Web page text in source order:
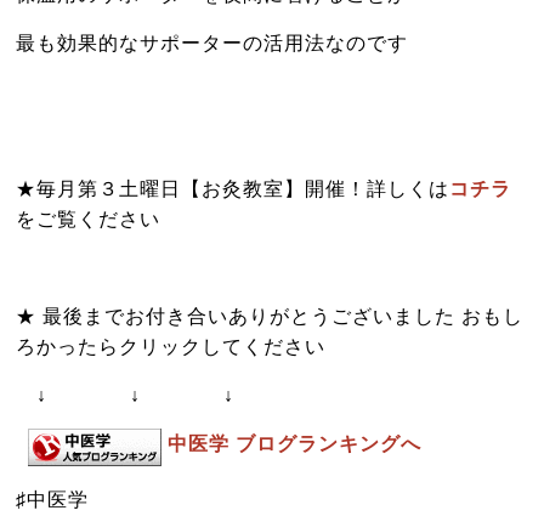
最も効果的なサポーターの活用法なのです
★毎月第３土曜日 【お灸教室】 開催！詳しくは コチラ
をご覧ください
★ 最後までお付き合いありがとうございました おもし
ろかったらクリックしてください
↓ ↓ ↓
中医学 ブログランキングへ
♯中医学